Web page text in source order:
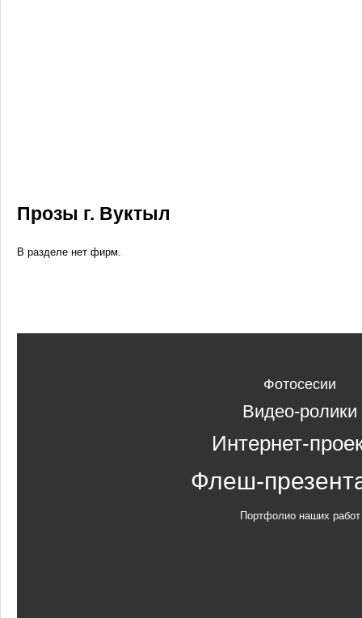
Прозы г. Вуктыл
В разделе нет фирм.
Фотосесии
Видео-ролики
Интернет-
Флеш-
Портфолио наших работ